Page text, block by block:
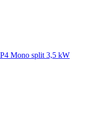
Mono split 3,5 kW